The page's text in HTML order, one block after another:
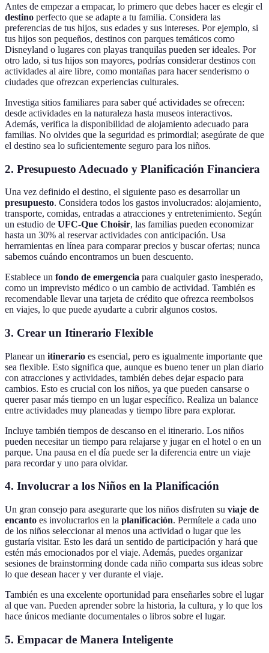
Antes de empezar a empacar, lo primero que debes hacer es elegir el
destino perfecto que se adapte a tu familia. Considera las
preferencias de tus hijos, sus edades y sus intereses. Por ejemplo, si
tus hijos son pequeños, destinos con parques temáticos como
Disneyland o lugares con playas tranquilas pueden ser ideales. Por
otro lado, si tus hijos son mayores, podrías considerar destinos con
actividades al aire libre, como montañas para hacer senderismo o
ciudades que ofrezcan experiencias culturales.
Investiga sitios familiares para saber qué actividades se ofrecen:
desde actividades en la naturaleza hasta museos interactivos.
Además, verifica la disponibilidad de alojamiento adecuado para
familias. No olvides que la seguridad es primordial; asegúrate de que
el destino sea lo suficientemente seguro para los niños.
2. Presupuesto Adecuado y Planificación Financiera
Una vez definido el destino, el siguiente paso es desarrollar un
presupuesto. Considera todos los gastos involucrados: alojamiento,
transporte, comidas, entradas a atracciones y entretenimiento. Según
un estudio de UFC-Que Choisir, las familias pueden economizar
hasta un 30% al reservar actividades con anticipación. Usa
herramientas en línea para comparar precios y buscar ofertas; nunca
sabemos cuándo encontramos un buen descuento.
Establece un fondo de emergencia para cualquier gasto inesperado,
como un imprevisto médico o un cambio de actividad. También es
recomendable llevar una tarjeta de crédito que ofrezca reembolsos
en viajes, lo que puede ayudarte a cubrir algunos costos.
3. Crear un Itinerario Flexible
Planear un itinerario es esencial, pero es igualmente importante que
sea flexible. Esto significa que, aunque es bueno tener un plan diario
con atracciones y actividades, también debes dejar espacio para
cambios. Esto es crucial con los niños, ya que pueden cansarse o
querer pasar más tiempo en un lugar específico. Realiza un balance
entre actividades muy planeadas y tiempo libre para explorar.
Incluye también tiempos de descanso en el itinerario. Los niños
pueden necesitar un tiempo para relajarse y jugar en el hotel o en un
parque. Una pausa en el día puede ser la diferencia entre un viaje
para recordar y uno para olvidar.
4. Involucrar a los Niños en la Planificación
Un gran consejo para asegurarte que los niños disfruten su viaje de
encanto es involucrarlos en la planificación. Permítele a cada uno
de los niños seleccionar al menos una actividad o lugar que les
gustaría visitar. Esto les dará un sentido de participación y hará que
estén más emocionados por el viaje. Además, puedes organizar
sesiones de brainstorming donde cada niño comparta sus ideas sobre
lo que desean hacer y ver durante el viaje.
También es una excelente oportunidad para enseñarles sobre el lugar
al que van. Pueden aprender sobre la historia, la cultura, y lo que los
hace únicos mediante documentales o libros sobre el lugar.
5. Empacar de Manera Inteligente